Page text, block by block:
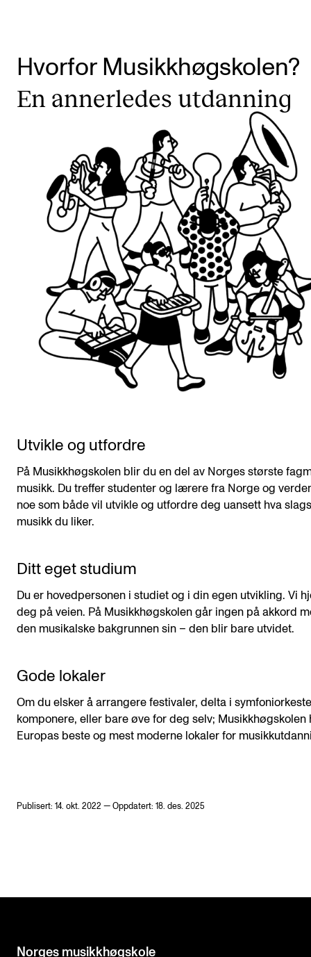
Hvorfor Musikkhøgskolen?
En annerledes utdanning
Utvikle og utfordre
På Musikkhøgskolen blir du en del av Norges største
musikk. Du treffer studenter og lærere fra Norge og
noe som både vil utvikle og utfordre deg uansett hva slags
musikk du liker.
Ditt eget studium
Du er hovedpersonen i studiet og i din egen utvikling. Vi
deg på veien. På Musikkhøgskolen går ingen på akkord
den musikalske bakgrunnen sin – den blir bare utvidet.
Gode lokaler
Om du elsker å arrangere festivaler, delta i
komponere, eller bare øve for deg selv; Musikkhøgskolen
Europas beste og mest moderne lokaler for
Publisert: 14. okt. 2022 — Oppdatert: 18. des. 2025
Norges musikk­høgskole